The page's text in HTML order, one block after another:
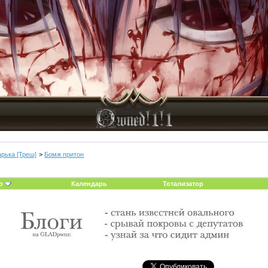
[Треш] > Бомж притон
Календарь Тотализатор